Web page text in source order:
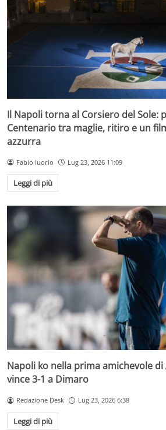
Il Napoli torna al Corsiero del Sole:
Centenario tra maglie, ritiro e un
azzurra
Fabio Iuorio Lug 23, 2026 11:09
Leggi di più
Napoli ko nella prima amichevole di
vince 3-1 a Dimaro
Redazione Desk Lug 23, 2026 6:38
Leggi di più